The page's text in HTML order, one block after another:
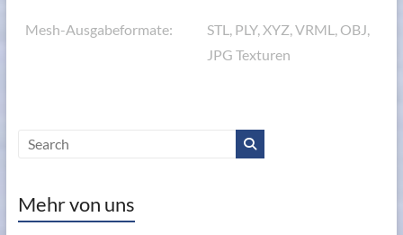
Mesh-Ausgabeformate:
STL, PLY, XYZ, VRML, OBJ,
JPG Texturen
Mehr von uns